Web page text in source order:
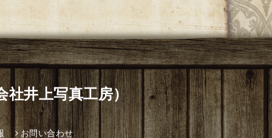
井上写真工房）
お問い合わせ